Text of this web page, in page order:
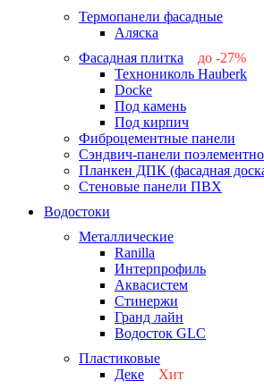
Термопанели фасадные
Аляска
Фасадная плитка
до -27%
Технониколь Hauberk
Docke
Под камень
Под кирпич
Фиброцементные панели
Сэндвич-панели
Планкен ДПК (фасадная
Стеновые панели ПВХ
Водостоки
Металлические
Ranilla
Интерпрофиль
Аквасистем
Стинержи
Гранд лайн
Водосток GLC
Пластиковые
Деке
Хит